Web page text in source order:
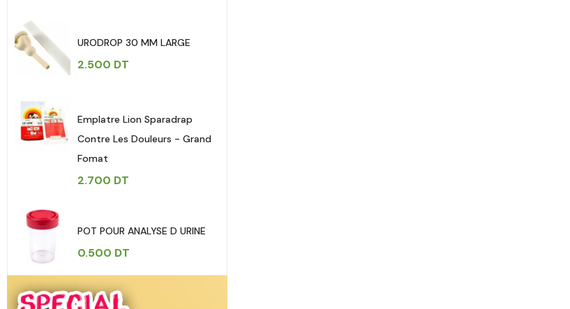
URODROP 30 MM LARGE
2.500 DT
Emplatre Lion Sparadrap
Contre Les Douleurs - Grand
Fomat
2.700 DT
POT POUR ANALYSE D URINE
0.500 DT